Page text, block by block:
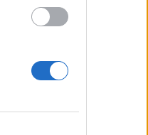
10:50
melegrekordok
Felrobbantották
eltorlaszolnák
leállítani az